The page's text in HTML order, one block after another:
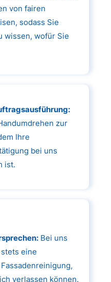
von fairen
sodass Sie
wissen, wofür Sie
zur
Ihre
bei uns
ist.
Bei uns
eine
verlassen können.